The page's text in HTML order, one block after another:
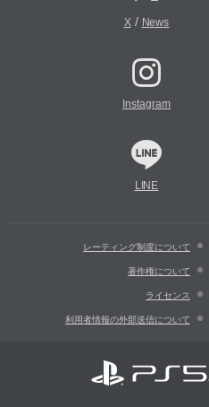
X/ News
Instagram
LINE
レーティング制度について
著作権について
ライセンス
利用者情報の外部送信について